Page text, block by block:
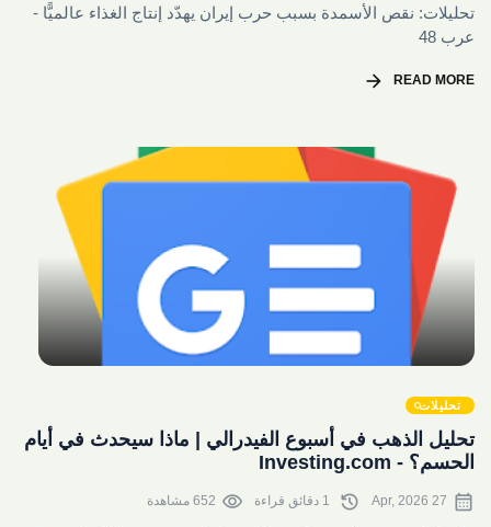
تحليلات: نقص الأسمدة بسبب حرب إيران يهدّد إنتاج الغذاء عالميًّا -
عرب 48
READ MORE
arrow_forward
تحليلات
تحليل الذهب في أسبوع الفيدرالي | ماذا سيحدث في أيام
الحسم؟ - Investing.com
calendar_month
27 Apr, 2026
history
visibility 652 مشاهدة